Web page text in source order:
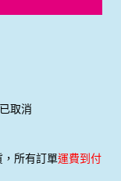
取消
，所有訂單運費到付